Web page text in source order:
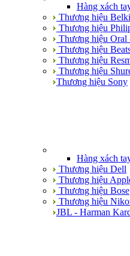
Hàng xách
Thương hiệu
Thương hiệu
Thương hiệu Oral
Thương hiệu
Thương hiệu
Thương hiệu
Thương hiệu Sony
Hàng xách
Thương hiệu Dell
Thương hiệu
Thương hiệu Bose
Thương hiệu
JBL - Harman